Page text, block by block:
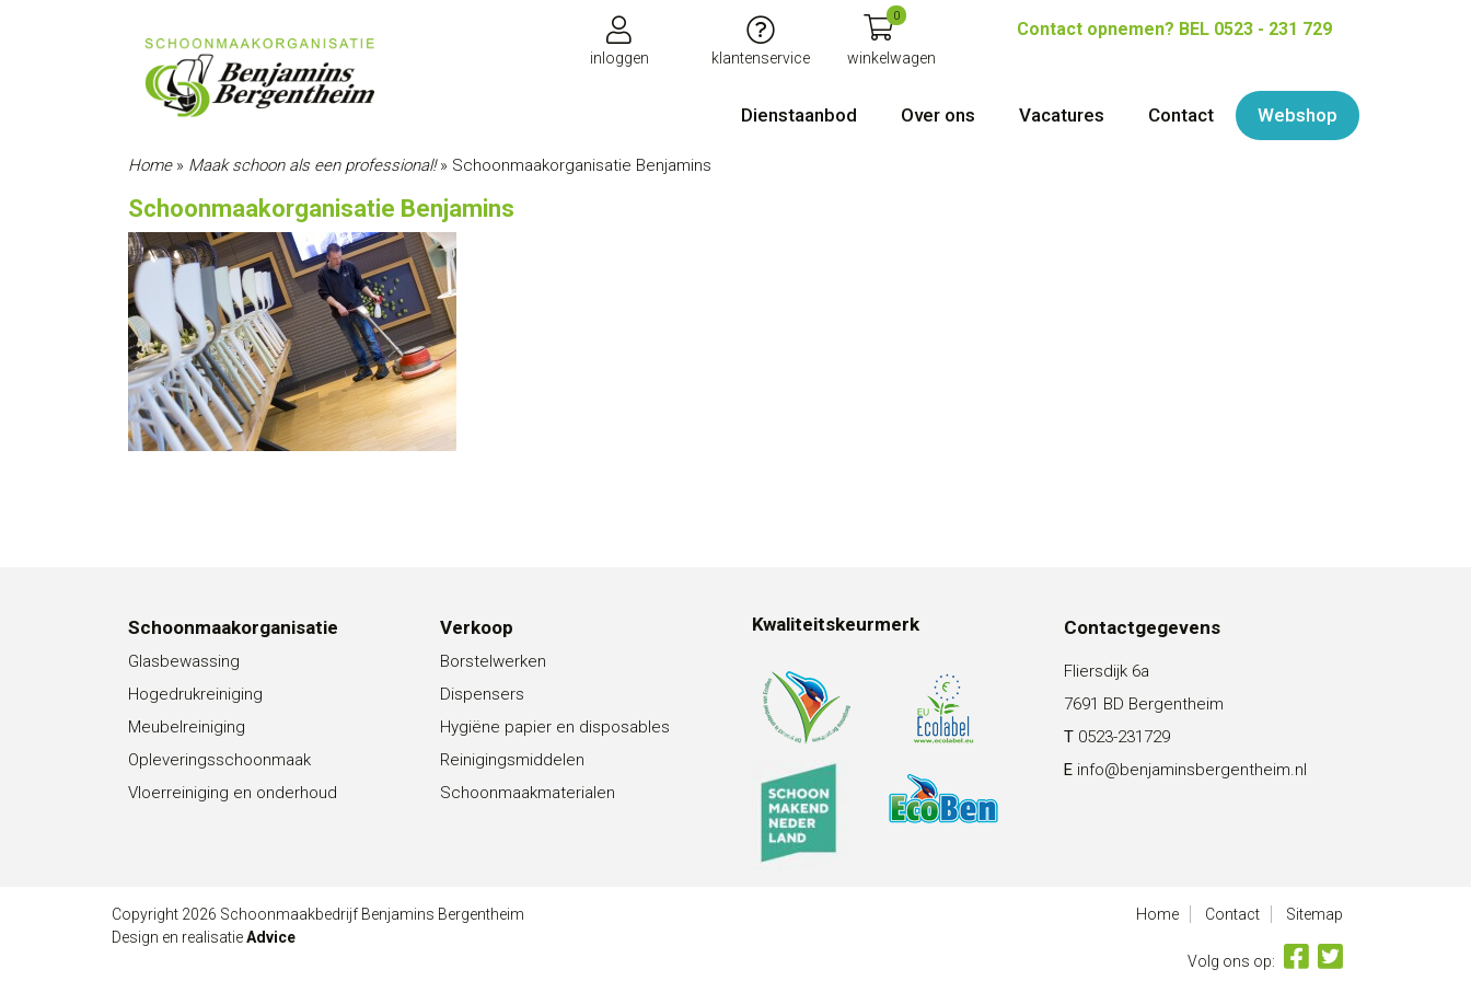
inloggen klantenservice
0
winkelwagen
Contact opnemen? BEL 0523 - 231 729
Dienstaanbod Over ons Vacatures Contact Webshop
Home» Maak schoon als een professional!» Schoonmaakorganisatie Benjamins
Schoonmaakorganisatie Benjamins
Schoonmaakorganisatie
Glasbewassing
Hogedrukreiniging
Meubelreiniging
Opleveringsschoonmaak
Vloerreiniging en onderhoud
Verkoop
Borstelwerken
Dispensers
Hygiëne papier en disposables
Reinigingsmiddelen
Schoonmaakmaterialen
Kwaliteitskeurmerk Contactgegevens
Fliersdijk 6a
7691 BD Bergentheim
T 0523-231729
E info@benjaminsbergentheim.nl
Copyright 2026 Schoonmaakbedrijf Benjamins Bergentheim
Design en realisatieAdvice
Home Contact Sitemap
Volg ons op: